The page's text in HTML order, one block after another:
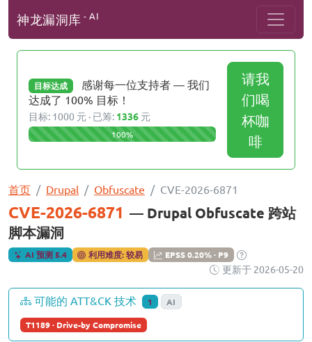
神龙漏洞库 - AI
目标达成
感谢每一位支持者 — 我们
达成了 100% 目标！
目标: 1000 元 · 已筹: 1336 元
100%
请我
们喝
杯咖
啡
首页 Drupal Obfuscate CVE-2026-6871
CVE-2026-6871 — Drupal Obfuscate 跨站
脚本漏洞
AI 预测 5.4 利用难度: 较易 EPSS 0.20% · P9
更新于 2026-05-20
可能的 ATT&CK 技术 1 AI
T1189 · Drive-by Compromise